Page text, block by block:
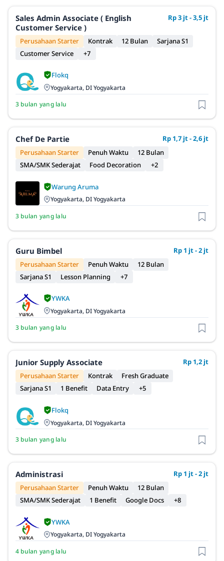
Sales Admin Associate ( English
Customer Service )
Rp 3 jt - 3,5 jt
Perusahaan Starter Kontrak 12 Bulan
Sarjana S1
Customer Service
+7
Flokq
Yogyakarta, DI Yogyakarta
3 bulan yang lalu
Chef De Partie
Rp 1,7 jt - 2,6 jt
Perusahaan Starter
Penuh Waktu
12 Bulan
SMA/SMK Sederajat
Food Decoration +2
Warung Aruma
Yogyakarta, DI Yogyakarta
3 bulan yang lalu
Guru Bimbel
Rp 1 jt - 2 jt
Perusahaan Starter
Penuh Waktu
12 Bulan
Sarjana S1
Lesson Planning +7
YWKA
Yogyakarta, DI Yogyakarta
3 bulan yang lalu
Junior Supply Associate
Rp 1,2 jt
Perusahaan Starter
Kontrak
Fresh Graduate
Sarjana S1
1 Benefit Data Entry +5
Flokq
Yogyakarta, DI Yogyakarta
3 bulan yang lalu
Administrasi
Rp 1 jt - 2 jt
Perusahaan Starter
Penuh Waktu
12 Bulan
SMA/SMK Sederajat
1 Benefit Google Docs +8
YWKA
Yogyakarta, DI Yogyakarta
4 bulan yang lalu